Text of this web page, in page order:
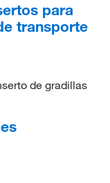
para
transporte
de gradillas